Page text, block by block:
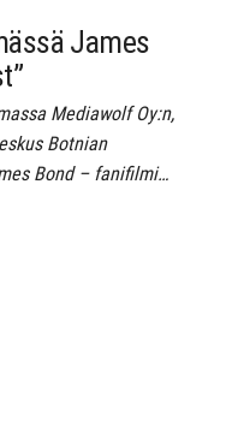
James
Mediawolf Oy:n,
Botnian
Bond – fanifilmi…